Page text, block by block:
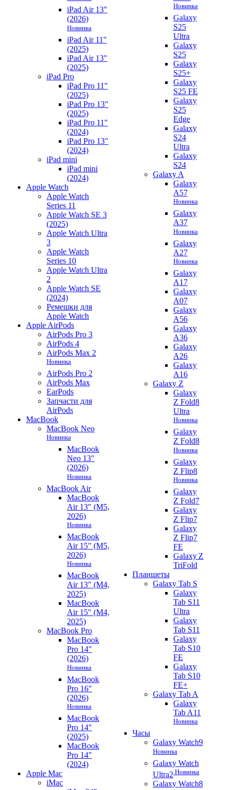
iPad Air 13"
(2026)
Новинка
iPad Air 11"
(2025)
iPad Air 13"
(2025)
iPad Pro
iPad Pro 11"
(2025)
iPad Pro 13"
(2025)
iPad Pro 11"
(2024)
iPad Pro 13"
(2024)
iPad mini
iPad mini
(2024)
Apple Watch
Apple Watch
Series 11
Apple Watch SE 3
(2025)
Apple Watch Ultra
3
Apple Watch
Series 10
Apple Watch Ultra
2
Apple Watch SE
(2024)
Ремешки для
Apple Watch
Apple AirPods
AirPods Pro 3
AirPods 4
AirPods Max 2
Новинка
AirPods Pro 2
AirPods Max
EarPods
Запчасти для
AirPods
MacBook
MacBook Neo
Новинка
MacBook
Neo 13"
(2026)
Новинка
MacBook Air
MacBook
Air 13" (M5,
2026)
Новинка
MacBook
Air 15" (M5,
2026)
Новинка
MacBook
Air 13" (M4,
2025)
MacBook
Air 15" (M4,
2025)
MacBook Pro
MacBook
Pro 14"
(2026)
Новинка
MacBook
Pro 16"
(2026)
Новинка
MacBook
Pro 14"
(2025)
MacBook
Pro 14"
(2024)
Apple Mac
iMac
Новинка
Galaxy
S25
Ultra
Galaxy
S25
Galaxy
S25+
Galaxy
S25 FE
Galaxy
S25
Edge
Galaxy
S24
Ultra
Galaxy
S24
Galaxy A
Galaxy
A57
Новинка
Galaxy
A37
Новинка
Galaxy
A27
Новинка
Galaxy
A17
Galaxy
A07
Galaxy
A56
Galaxy
A36
Galaxy
A26
Galaxy
A16
Galaxy Z
Galaxy
Z Fold8
Ultra
Новинка
Galaxy
Z Fold8
Новинка
Galaxy
Z Flip8
Новинка
Galaxy
Z Fold7
Galaxy
Z Flip7
Galaxy
Z Flip7
FE
Galaxy Z
TriFold
Планшеты
Galaxy Tab S
Galaxy
Tab S11
Ultra
Galaxy
Tab S11
Galaxy
Tab S10
FE
Galaxy
Tab S10
FE+
Galaxy Tab A
Galaxy
Tab A11
Новинка
Часы
Galaxy Watch9
Новинка
Galaxy Watch
Ultra2 Новинка
Galaxy Watch8